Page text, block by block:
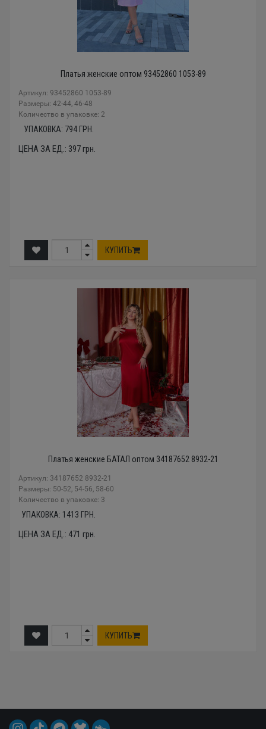
Платья женские оптом 93452860 1053-89
Артикул: 93452860 1053-89
Размеры: 42-44, 46-48
Количество в упаковке: 2
УПАКОВКА: 794 ГРН.
ЦЕНА ЗА ЕД.: 397грн.
КУПИТЬ
Платья женские БАТАЛ оптом 34187652 8932-21
Артикул: 34187652 8932-21
Размеры: 50-52, 54-56, 58-60
Количество в упаковке: 3
УПАКОВКА: 1413 ГРН.
ЦЕНА ЗА ЕД.: 471 грн.
КУПИТЬ